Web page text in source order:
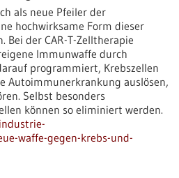
als neue Pfeiler der
hochwirksame Form dieser
Bei der CAR-T-Zelltherapie
Immunwaffe durch
programmiert, Krebszellen
Autoimmunerkrankung auslösen,
Selbst besonders
können so eliminiert werden.
waffe-gegen-krebs-und-